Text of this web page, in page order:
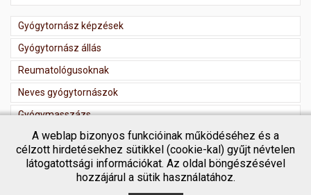
Gyógytornász képzések
Gyógytornász állás
Reumatológusoknak
Neves gyógytornászok
Gyógymasszázs
Masszőr regisztráció
A weblap bizonyos funkcióinak működéséhez és a
célzott hirdetésekhez sütikkel (cookie-kal) gyűjt névtelen
látogatottsági információkat. Az oldal böngészésével
hozzájárul a sütik használatához.